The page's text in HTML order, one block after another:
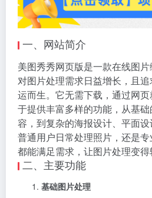
一、网站简介
美图秀秀网页版是一款在线图
对图片处理需求日益增长，且
运而生。它无需下载，通过网
于提供丰富多样的功能，从基
容，到复杂的海报设计、平面
普通用户日常处理照片，还是专
都能满足需求，让图片处理变得
二、主要功能
基础图片处理